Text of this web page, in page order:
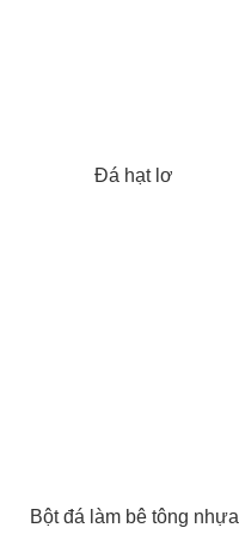
Đá hạt lơ
Bột đá làm bê tông nhựa